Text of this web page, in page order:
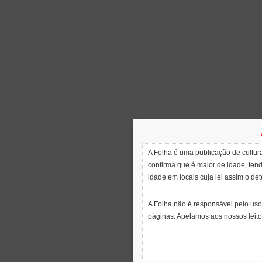
A Folha é uma publicação de
confirma que é maior de idade,
idade em locais cuja lei assim o
A Folha não é responsável pelo
páginas. Apelamos aos nossos